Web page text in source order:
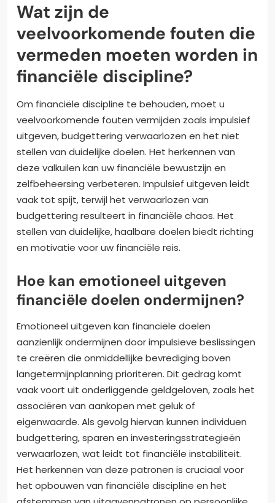
Wat zijn de
veelvoorkomende fouten die
vermeden moeten worden in
financiële discipline?
Om financiële discipline te behouden, moet u
veelvoorkomende fouten vermijden zoals impulsief
uitgeven, budgettering verwaarlozen en het niet
stellen van duidelijke doelen. Het herkennen van
deze valkuilen kan uw financiële bewustzijn en
zelfbeheersing verbeteren. Impulsief uitgeven leidt
vaak tot spijt, terwijl het verwaarlozen van
budgettering resulteert in financiële chaos. Het
stellen van duidelijke, haalbare doelen biedt richting
en motivatie voor uw financiële reis.
Hoe kan emotioneel uitgeven
financiële doelen ondermijnen?
Emotioneel uitgeven kan financiële doelen
aanzienlijk ondermijnen door impulsieve beslissingen
te creëren die onmiddellijke bevrediging boven
langetermijnplanning prioriteren. Dit gedrag komt
vaak voort uit onderliggende geldgeloven, zoals het
associëren van aankopen met geluk of
eigenwaarde. Als gevolg hiervan kunnen individuen
budgettering, sparen en investeringsstrategieën
verwaarlozen, wat leidt tot financiële instabiliteit.
Het herkennen van deze patronen is cruciaal voor
het opbouwen van financiële discipline en het